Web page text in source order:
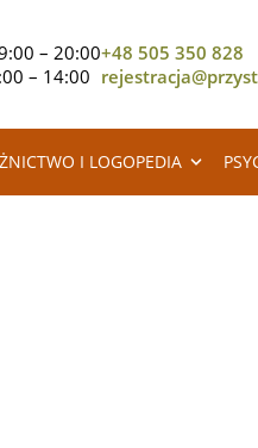
– 20:00
– 14:00
+48 505 350 828
I LOGOPEDIA